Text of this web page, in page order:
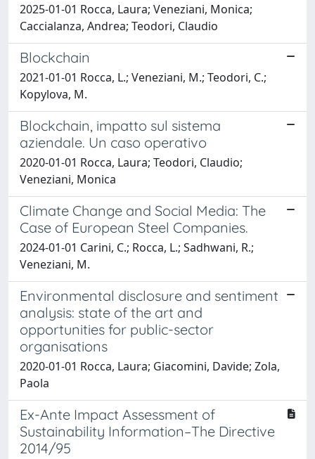
2025-01-01 Rocca, Laura; Veneziani, Monica;
Caccialanza, Andrea; Teodori, Claudio
Blockchain
2021-01-01 Rocca, L.; Veneziani, M.; Teodori, C.;
Kopylova, M.
Blockchain, impatto sul sistema
aziendale. Un caso operativo
2020-01-01 Rocca, Laura; Teodori, Claudio;
Veneziani, Monica
Climate Change and Social Media: The
Case of European Steel Companies.
2024-01-01 Carini, C.; Rocca, L.; Sadhwani, R.;
Veneziani, M.
Environmental disclosure and sentiment
analysis: state of the art and
opportunities for public-sector
organisations
2020-01-01 Rocca, Laura; Giacomini, Davide; Zola,
Paola
Ex-Ante Impact Assessment of
Sustainability Information–The Directive
2014/95